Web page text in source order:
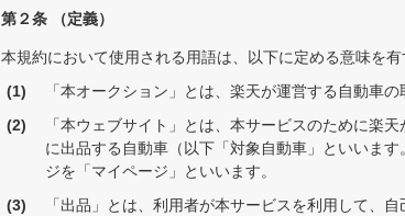
第２条 （定義）
本規約において使用される用語は、以下に定める意味を有
「本オークション」とは、楽天が運営する自動車
「本ウェブサイト」とは、本サービスのために楽
に出品する自動車（以下「対象自動車」といいま
ジを「マイページ」といいます。
「出品」とは、利用者が本サービスを利用して、